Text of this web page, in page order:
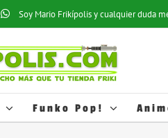
Soy Mario Frikípolis y cualquier duda
Funko Pop!
estadísticos y hábitos de
relacionadas con las
en los AJUSTES.